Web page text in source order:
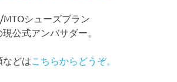
シューズブラン
現公式アンバサダー。
などは こちらからどうぞ。